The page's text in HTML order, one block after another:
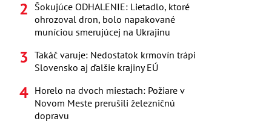
Šokujúce ODHALENIE: Lietadlo, ktoré
ohrozoval dron, bolo napakované
muníciou smerujúcej na Ukrajinu
Takáč varuje: Nedostatok krmovín trápi
Slovensko aj ďalšie krajiny EÚ
Horelo na dvoch miestach: Požiare v
Novom Meste prerušili železničnú
dopravu